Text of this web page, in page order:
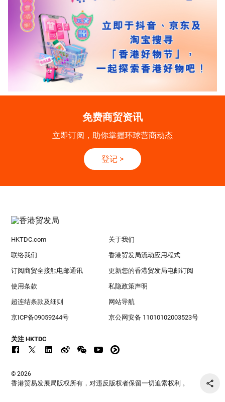
免费商贸资讯
立即订阅，助你掌握环球营商动态
登记 >
HKTDC.com 关于我们
联络我们 香港贸发局流动应用程式
订阅商贸全接触电邮通讯 更新您的香港贸发局电邮订阅
使用条款 私隐政策声明
超连结条款及细则 网站导航
京ICP备09059244号 京公网安备 11010102003523号
关注 HKTDC
© 2026
香港贸易发展局版权所有，对违反版权者保留一切追索权利 。